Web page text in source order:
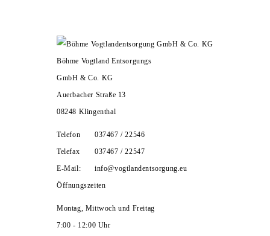
KARRIERE
Böhme Vogtland Entsorgungs
GmbH & Co. KG
Auerbacher Straße 13
08248 Klingenthal
Telefon
037467 / 22546
Telefax
037467 / 22547
E-Mail:
info@vogtlandentsorgung.eu
Öffnungszeiten
Montag, Mittwoch und Freitag
7:00 - 12:00 Uhr